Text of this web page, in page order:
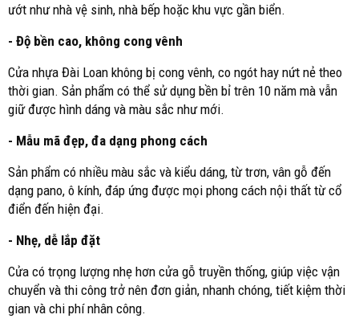
ướt như nhà vệ sinh, nhà bếp hoặc khu vực gần biển.
- Độ bền cao, không cong vênh
Cửa nhựa Đài Loan không bị cong vênh, co ngót hay nứt nẻ theo
thời gian. Sản phẩm có thể sử dụng bền bỉ trên 10 năm mà vẫn
giữ được hình dáng và màu sắc như mới.
- Mẫu mã đẹp, đa dạng phong cách
Sản phẩm có nhiều màu sắc và kiểu dáng, từ trơn, vân gỗ đến
dạng pano, ô kính, đáp ứng được mọi phong cách nội thất từ cổ
điển đến hiện đại.
- Nhẹ, dễ lắp đặt
Cửa có trọng lượng nhẹ hơn cửa gỗ truyền thống, giúp việc vận
chuyển và thi công trở nên đơn giản, nhanh chóng, tiết kiệm thời
gian và chi phí nhân công.